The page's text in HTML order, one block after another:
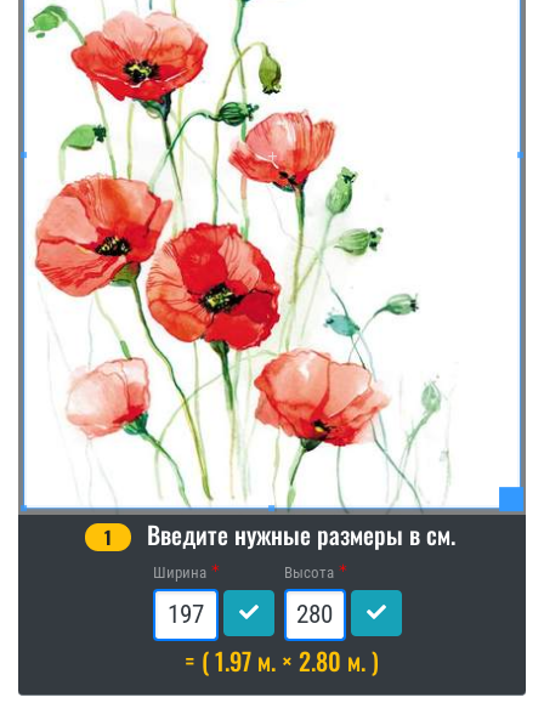
1 Введите нужные размеры в см.
Ширина Высота
= ( 1.97 м. × 2.80 м. )